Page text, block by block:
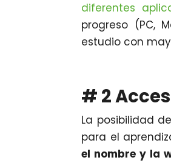
diferentes
progreso (PC,
estudio con
# 2
La posibilidad
para el
el nombre y la